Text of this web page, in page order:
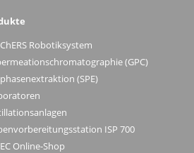
Robotiksystem
(GPC)
(SPE)
ISP 700
Online-Shop